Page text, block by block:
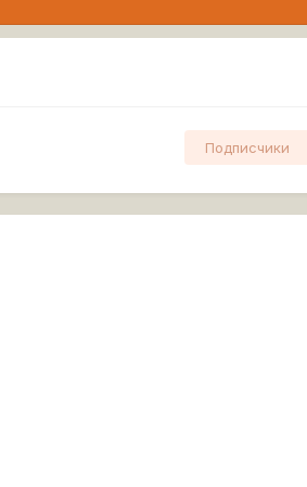
Подписчики